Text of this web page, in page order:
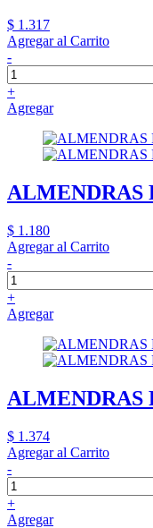
$ 1.317
Agregar al Carrito
-
+
Agregar
ALMENDRAS
$ 1.180
Agregar al Carrito
-
+
Agregar
ALMENDRAS
$ 1.374
Agregar al Carrito
-
+
Agregar